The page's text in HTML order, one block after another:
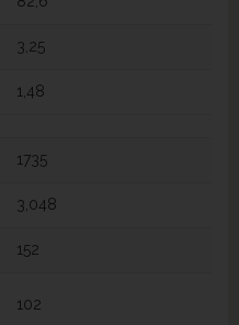
3,25
1,48
1735
3,048
152
102